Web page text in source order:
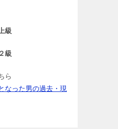
級
級
ら
なった男の過去・現